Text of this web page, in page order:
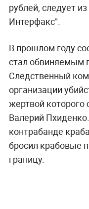
рублей, следует
Интерфакс".
В прошлом году
стал обвиняемым
Следственный
организации
жертвой которого
Валерий
контрабанде
бросил крабовые
границу.